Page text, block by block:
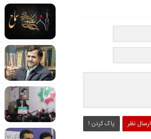
ارسال نظر پاک کردن !